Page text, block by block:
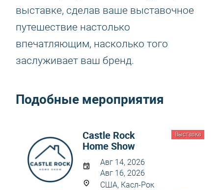
выставке, сделав ваше выставочное
путешествие настолько
впечатляющим, насколько того
заслуживает ваш бренд.
Подобные мероприятия
Выставка
Castle Rock
Home Show
Авг 14, 2026
Авг 16, 2026
США, Касл-Рок